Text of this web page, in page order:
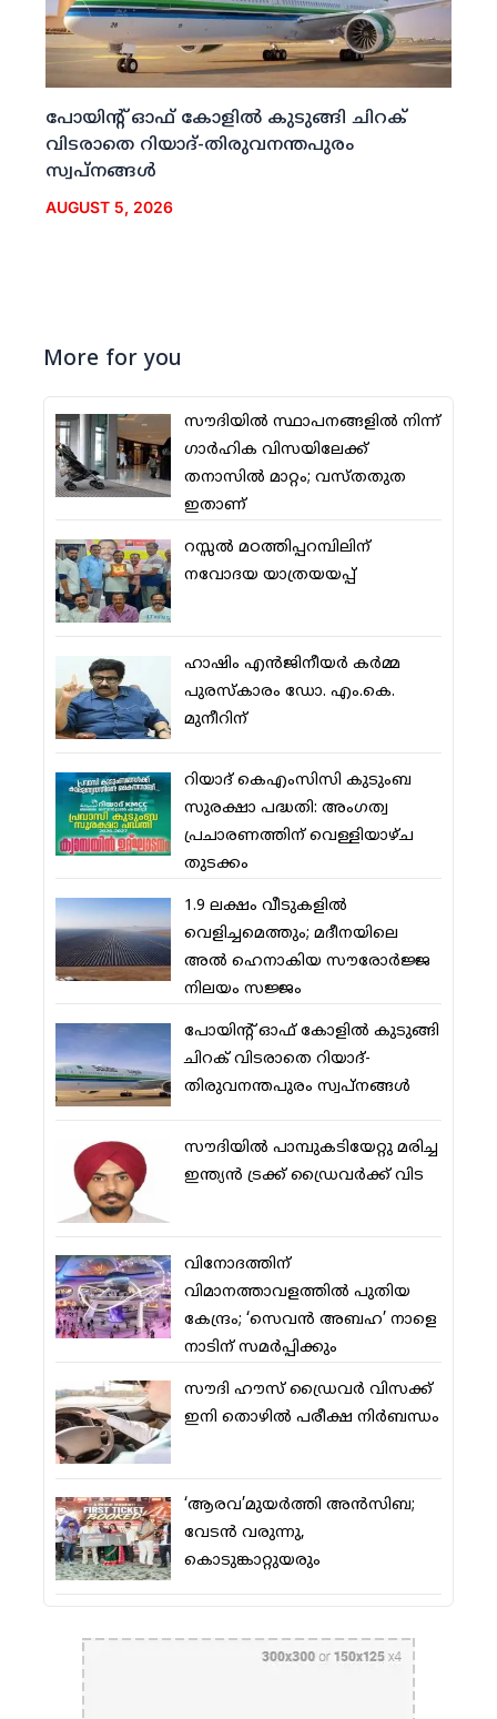
പോയിന്റ് ഓഫ് കോളില്‍ കുടുങ്ങി ചിറക്
വിടരാതെ റിയാദ്-തിരുവനന്തപുരം
സ്വപ്നങ്ങള്‍
AUGUST 5, 2026
More for you
സൗദിയില്‍ സ്ഥാപനങ്ങളില്‍ നിന്ന്
ഗാര്‍ഹിക വിസയിലേക്ക്
തനാസില്‍ മാറ്റം; വസ്തതുത
ഇതാണ്
റസ്സല്‍ മഠത്തിപ്പറമ്പിലിന്
നവോദയ യാത്രയയപ്പ്
ഹാഷിം എന്‍ജിനീയര്‍ കര്‍മ്മ
പുരസ്‌കാരം ഡോ. എം.കെ.
മുനീറിന്
റിയാദ് കെഎംസിസി കുടുംബ
സുരക്ഷാ പദ്ധതി: അംഗത്വ
പ്രചാരണത്തിന് വെള്ളിയാഴ്ച
തുടക്കം
1.9 ലക്ഷം വീടുകളില്‍
വെളിച്ചമെത്തും; മദീനയിലെ
അല്‍ ഹെനാകിയ സൗരോര്‍ജ്ജ
നിലയം സജ്ജം
പോയിന്റ് ഓഫ് കോളില്‍ കുടുങ്ങി
ചിറക് വിടരാതെ റിയാദ്-
തിരുവനന്തപുരം സ്വപ്നങ്ങള്‍
സൗദിയിൽ പാമ്പുകടിയേറ്റു മരിച്ച
ഇന്ത്യൻ ട്രക്ക് ഡ്രൈവർക്ക് വിട
വിനോദത്തിന്
വിമാനത്താവളത്തില്‍ പുതിയ
കേന്ദ്രം; ‘സെവന്‍ അബഹ’ നാളെ
നാടിന് സമര്‍പ്പിക്കും
സൗദി ഹൗസ് ഡ്രൈവര്‍ വിസക്ക്
ഇനി തൊഴില്‍ പരീക്ഷ നിര്‍ബന്ധം
‘ആരവ’മുയര്‍ത്തി അന്‍സിബ;
വേടന്‍ വരുന്നു,
കൊടുങ്കാറ്റുയരും